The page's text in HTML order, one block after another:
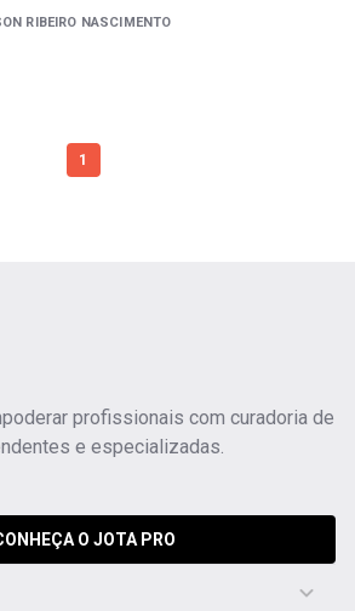
RIBEIRO NASCIMENTO
1
profissionais com curadoria de
e especializadas.
O JOTA PRO